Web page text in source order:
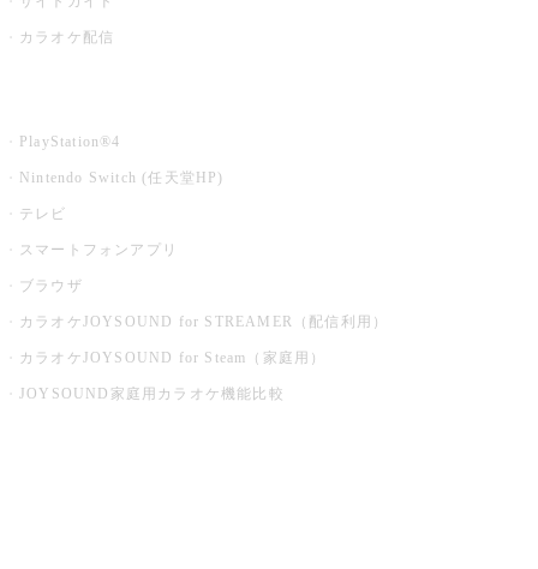
カラオケ配信
PlayStation®4
Nintendo Switch (任天堂HP)
テレビ
スマートフォンアプリ
ブラウザ
カラオケJOYSOUND for STREAMER（配信利用）
カラオケJOYSOUND for Steam（家庭用）
JOYSOUND家庭用カラオケ機能比較